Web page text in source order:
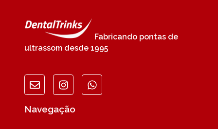
Fabricando pontas de
ultrassom desde 1995
Navegação